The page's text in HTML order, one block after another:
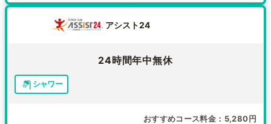
アシスト24
24時間年中無休
シャワー
おすすめコース料金 5,280円